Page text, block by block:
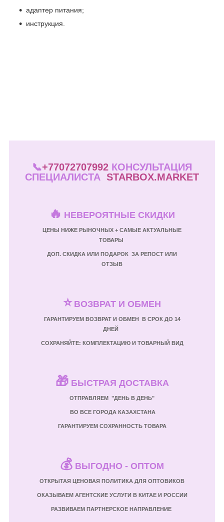
адаптер питания;
инструкция.
📞+77072707992 КОНСУЛЬТАЦИЯ
СПЕЦИАЛИСТА STARBOX.MARKET
🔥 НЕВЕРОЯТНЫЕ СКИДКИ
ЦЕНЫ НИЖЕ РЫНОЧНЫХ + САМЫЕ АКТУАЛЬНЫЕ
ТОВАРЫ
ДОП. СКИДКА ИЛИ ПОДАРОК ЗА РЕПОСТ ИЛИ
ОТЗЫВ
⭐ ВОЗВРАТ И ОБМЕН
ГАРАНТИРУЕМ ВОЗВРАТ И ОБМЕН В СРОК ДО 14
ДНЕЙ
СОХРАНЯЙТЕ: КОМПЛЕКТАЦИЮ И ТОВАРНЫЙ ВИД
🎁 БЫСТРАЯ ДОСТАВКА
ОТПРАВЛЯЕМ "ДЕНЬ В ДЕНЬ"
ВО ВСЕ ГОРОДА КАЗАХСТАНА
ГАРАНТИРУЕМ СОХРАННОСТЬ ТОВАРА
💰 ВЫГОДНО - ОПТОМ
ОТКРЫТАЯ ЦЕНОВАЯ ПОЛИТИКА ДЛЯ ОПТОВИКОВ
ОКАЗЫВАЕМ АГЕНТСКИЕ УСЛУГИ В КИТАЕ И РОССИИ
РАЗВИВАЕМ ПАРТНЕРСКОЕ НАПРАВЛЕНИЕ